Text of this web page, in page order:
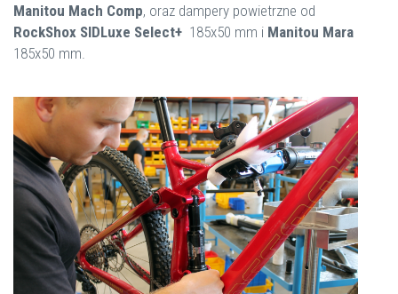
Manitou Mach Comp, oraz dampery powietrzne od
RockShox SIDLuxe Select+ 185x50 mm i Manitou Mara
185x50 mm.